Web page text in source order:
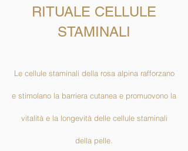
RITUALE CELLULE
STAMINALI
Le cellule staminali della rosa alpina rafforzano
e stimolano la barriera cutanea e promuovono la
vitalità e la longevità delle cellule staminali
della pelle.